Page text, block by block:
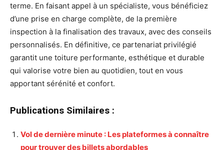
terme. En faisant appel à un spécialiste, vous bénéficiez
d’une prise en charge complète, de la première
inspection à la finalisation des travaux, avec des conseils
personnalisés. En définitive, ce partenariat privilégié
garantit une toiture performante, esthétique et durable
qui valorise votre bien au quotidien, tout en vous
apportant sérénité et confort.
Publications Similaires :
Vol de dernière minute : Les plateformes à connaître
pour trouver des billets abordables